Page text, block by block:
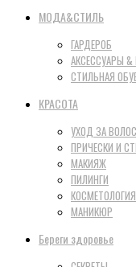
МОДА&СТИЛЬ
ГАРДЕРОБ
АКСЕССУАРЫ
СТИЛЬНАЯ
КРАСОТА
УХОД ЗА
ПРИЧЕСКИ И
МАКИЯЖ
ПИЛИНГИ
КОСМЕТОЛОГИЯ
МАНИКЮР
Береги здоровье